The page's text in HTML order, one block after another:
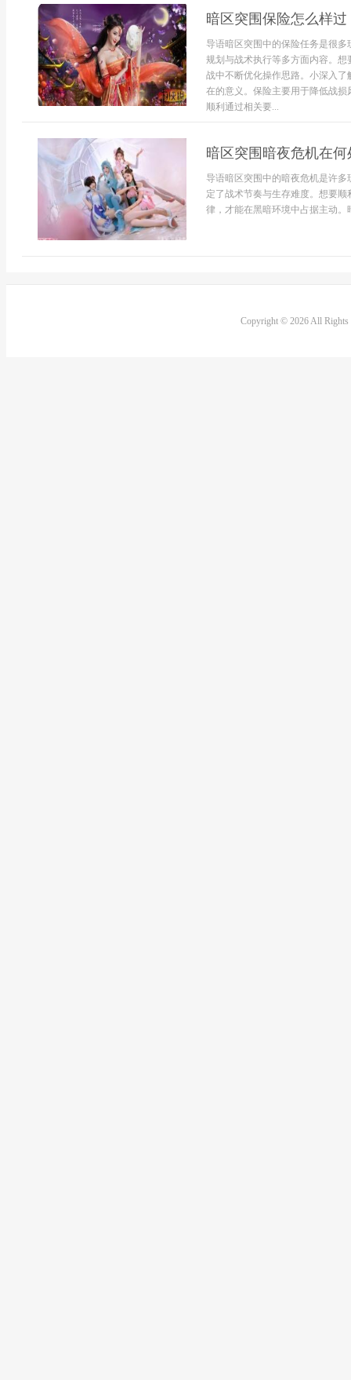
暗区突围保险怎么样过
导语暗区突围中的保险任务是很
规划与战术执行等多方面内容。
战中不断优化操作思路。小深入
在的意义。保险主要用于降低战
顺利通过相关要...
暗区突围暗夜危机在何
导语暗区突围中的暗夜危机是许
定了战术节奏与生存难度。想要
律，才能在黑暗环境中占据主动
Copyright © 2026 All